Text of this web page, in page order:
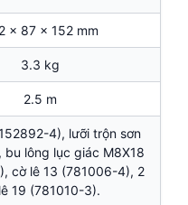
x 87 x 152 mm
3.3 kg
2.5 m
4), lưỡi trộn sơn
bu lông lục giác M8X18
cờ lê 13 (781006-4), 2
19 (781010-3).